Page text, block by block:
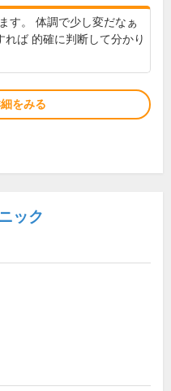
す。 体調で少し変だなぁ
ば 的確に判断して分かり
をみる
ック